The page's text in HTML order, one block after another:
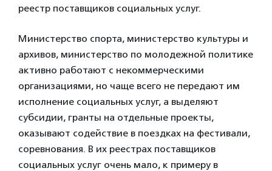
реестр поставщиков социальных услуг.
Министерство спорта, министерство культуры и
архивов, министерство по молодежной политике
активно работают с некоммерческими
организациями, но чаще всего не передают им
исполнение социальных услуг, а выделяют
субсидии, гранты на отдельные проекты,
оказывают содействие в поездках на фестивали,
соревнования. В их реестрах поставщиков
социальных услуг очень мало, к примеру в